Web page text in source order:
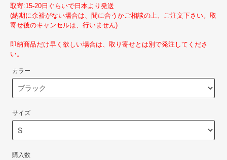
取寄:15-20日ぐらいで日本より発送
(納期に余裕がない場合は、間に合うかご相談の上、ご注文下さい。取
寄せ後のキャンセルは、行いません)
即納商品だけ早く欲しい場合は、取り寄せとは別で発注してくださ
い。
カラー
サイズ
購入数